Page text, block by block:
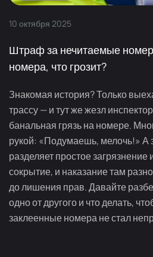
10 октября 2025
Штраф за нечитаемые
номера, что грозит?
Знакомая история? Только
трассу — и тут же жезл
банальная грязь на номере.
рукой: «Подумаешь, мелочь!» А
разделяет простое
сокрытие, и наказание там
до лишения прав. Давайте
одно от другого и что делать,
заклеенные номера не стал